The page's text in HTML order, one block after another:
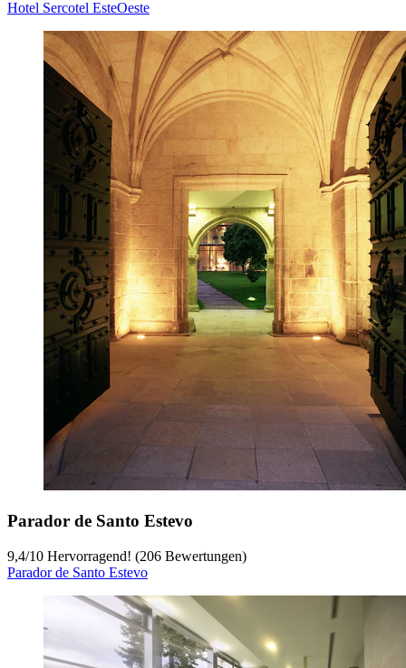
Hotel Sercotel EsteOeste
Parador de Santo Estevo
9,4/10 Hervorragend! (206 Bewertungen)
Parador de Santo Estevo